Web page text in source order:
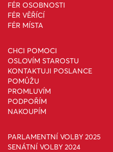
FÉR OSOBNOSTI
FÉR VĚŘÍCÍ
FÉR MÍSTA
CHCI POMOCI
OSLOVÍM STAROSTU
KONTAKTUJI POSLANCE
POMŮŽU
PROMLUVÍM
PODPOŘÍM
NAKOUPÍM
PARLAMENTNÍ VOLBY 2025
SENÁTNÍ VOLBY 2024